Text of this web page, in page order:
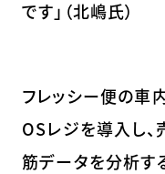
です」（北嶋氏）
フレッシー便の車
OSレジを導入し、
筋データを分析す